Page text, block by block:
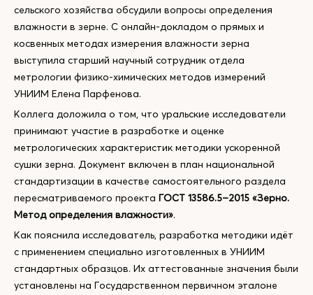
сельского хозяйства обсудили вопросы определения
влажности в зерне. С онлайн-докладом о прямых и
косвенных методах измерения влажности зерна
выступила старший научный сотрудник отдела
метрологии физико-химических методов измерений
УНИИМ Елена Парфенова.
Коллега доложила о том, что уральские исследователи
принимают участие в разработке и оценке
метрологических характеристик методики ускоренной
сушки зерна. Документ включен в план национальной
стандартизации в качестве самостоятельного раздела
пересматриваемого проекта ГОСТ 13586.5–2015 «Зерно.
Метод определения влажности».
Как пояснила исследователь, разработка методики идёт
с применением специально изготовленных в УНИИМ
стандартных образцов. Их аттестованные значения были
установлены на Государственном первичном эталоне